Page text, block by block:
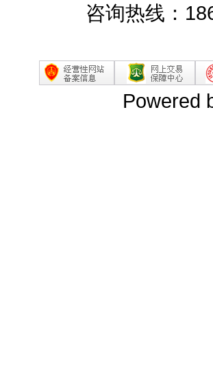
咨询热线：
Powered